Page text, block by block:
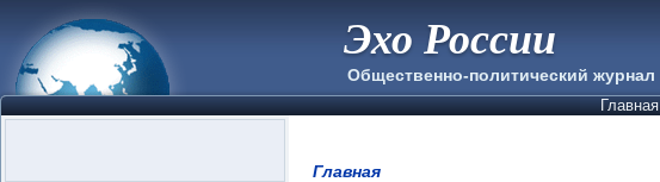
Эхо России
Общественно-политический журнал
Главная
Главная